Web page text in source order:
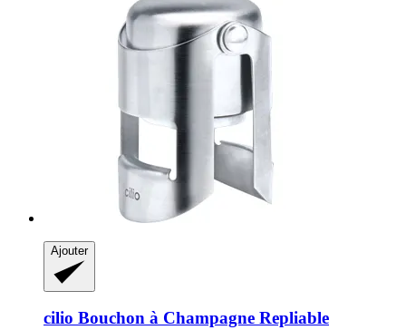
Ajouter
cilio Bouchon à Champagne Repliable